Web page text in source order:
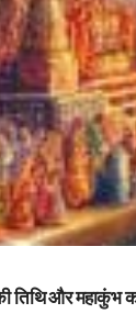
तिथि और महाकुंभ